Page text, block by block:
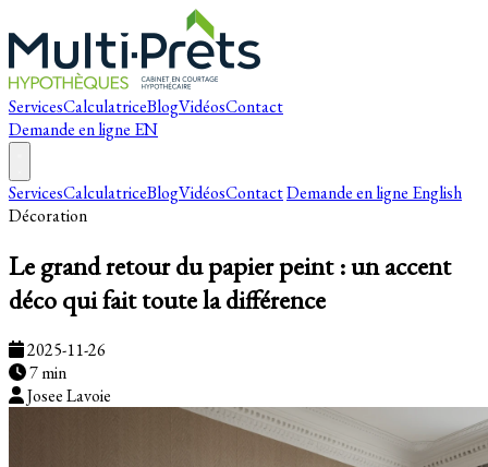
ServicesCalculatriceBlogVidéosContact
Demande en ligne EN
ServicesCalculatriceBlogVidéosContactDemande en ligne English
Décoration
Le grand retour du papier peint : un accent
déco qui fait toute la différence
2025-11-26
7 min
Josee Lavoie